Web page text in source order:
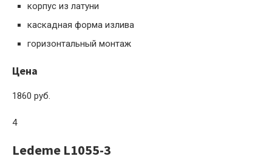
корпус из латуни
каскадная форма излива
горизонтальный монтаж
Цена
1860 руб.
4
Ledeme L1055-3